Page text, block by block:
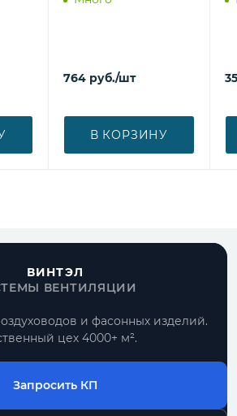
764 руб./шт
В КОРЗИНУ
ВИНТЭЛ
ВЕНТИЛЯЦИИ
и фасонных изделий.
цех 4000+ м².
Запросить КП